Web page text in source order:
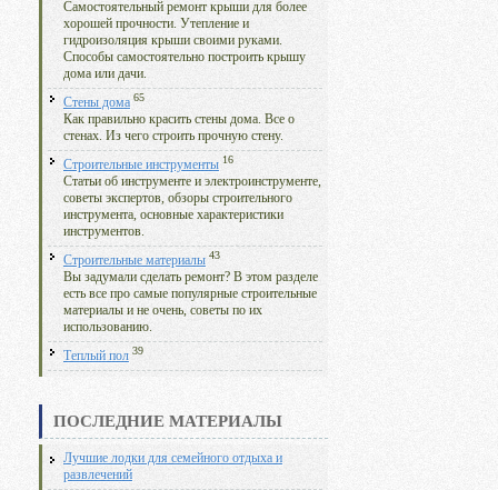
Самостоятельный ремонт крыши для более
хорошей прочности. Утепление и
гидроизоляция крыши своими руками.
Способы самостоятельно построить крышу
дома или дачи.
Стены дома 65
Как правильно красить стены дома. Все о
стенах. Из чего строить прочную стену.
Строительные инструменты 16
Статьи об инструменте и электроинструменте,
советы экспертов, обзоры строительного
инструмента, основные характеристики
инструментов.
Строительные материалы 43
Вы задумали сделать ремонт? В этом разделе
есть все про самые популярные строительные
материалы и не очень, советы по их
использованию.
Теплый пол 39
ПОСЛЕДНИЕ МАТЕРИАЛЫ
Лучшие лодки для семейного отдыха и
развлечений